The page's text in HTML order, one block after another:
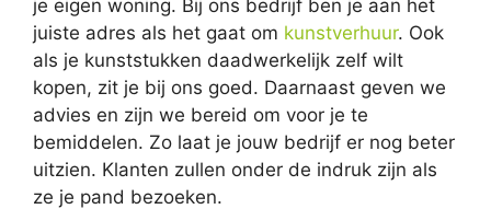
je eigen woning. Bij ons bedrijf ben je aan het
juiste adres als het gaat om kunstverhuur. Ook
als je kunststukken daadwerkelijk zelf wilt
kopen, zit je bij ons goed. Daarnaast geven we
advies en zijn we bereid om voor je te
bemiddelen. Zo laat je jouw bedrijf er nog beter
uitzien. Klanten zullen onder de indruk zijn als
ze je pand bezoeken.